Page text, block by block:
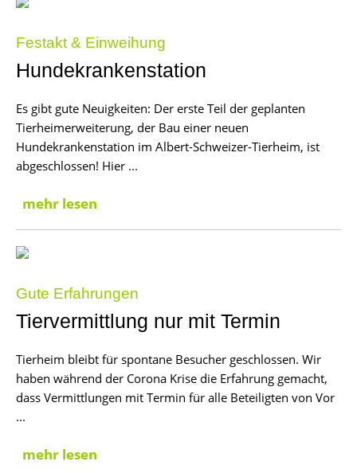
Festakt & Einweihung
Hundekrankenstation
Es gibt gute Neuigkeiten: Der erste Teil der geplanten
Tierheimerweiterung, der Bau einer neuen
Hundekrankenstation im Albert-Schweizer-Tierheim, ist
abgeschlossen! Hier ...
mehr lesen
Gute Erfahrungen
Tiervermittlung nur mit Termin
Tierheim bleibt für spontane Besucher geschlossen. Wir
haben während der Corona Krise die Erfahrung gemacht,
dass Vermittlungen mit Termin für alle Beteiligten von Vor
...
mehr lesen